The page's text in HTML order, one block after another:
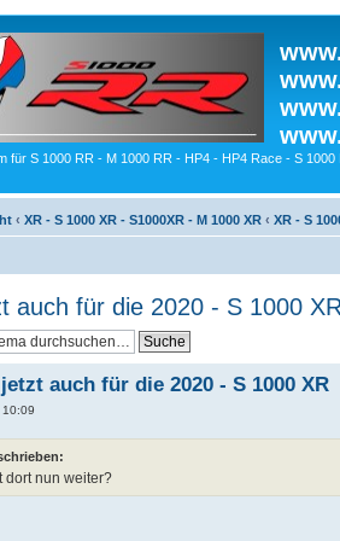
für S 1000 RR - M 1000 RR - HP4 - HP4 Race - S 1000
‹ XR - S 1000 XR - S1000XR - M 1000 XR ‹ XR - S
auch für die 2020 - S 1000
auch für die 2020 - S 1000 XR
dort nun weiter?